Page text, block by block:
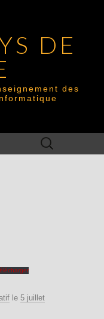
DE
des
Rechercher :
le 5 juillet